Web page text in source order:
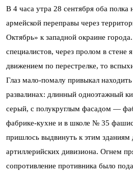
В 4 часа утра 28 сентября оба полка
армейской переправы через
Октябрь» к западной окраине
специалистов, через пролом в стене
движением по перестрелке, то
Глаз мало-помалу привыкал
развалинах: длинный одноэтажный
серый, с полукруглым фасадом —
фабрике-кухне и в школе № 35
пришлось выдвинуть к этим зданиям
артиллерийских дивизиона. Огнем
сопротивление противника было